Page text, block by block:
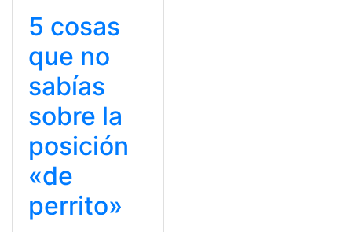
5 cosas
que no
sabías
sobre la
posición
«de
perrito»